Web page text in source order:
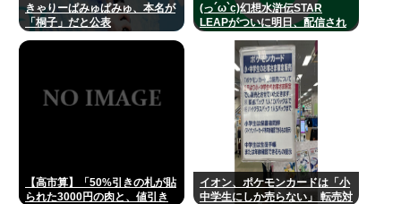
きゃりーぱみゅぱみゅ、本名が
「桐子」だと公表
(っ´ω`c)幻想水滸伝STAR
LEAPがついに明日、配信され
【高市算】「50%引きの札が貼
られた3000円の肉と、値引き
イオン、ポケモンカードは「小
中学生にしか売らない」 転売対